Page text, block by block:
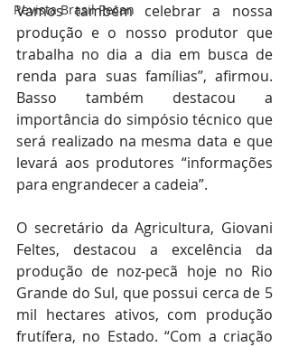
Revista Brasil Pecan
Vamos também celebrar a nossa
produção e o nosso produtor que
trabalha no dia a dia em busca de
renda para suas famílias”, afirmou.
Basso também destacou a
importância do simpósio técnico que
será realizado na mesma data e que
levará aos produtores “informações
para engrandecer a cadeia”.
O secretário da Agricultura, Giovani
Feltes, destacou a excelência da
produção de noz-pecã hoje no Rio
Grande do Sul, que possui cerca de 5
mil hectares ativos, com produção
frutífera, no Estado. “Com a criação